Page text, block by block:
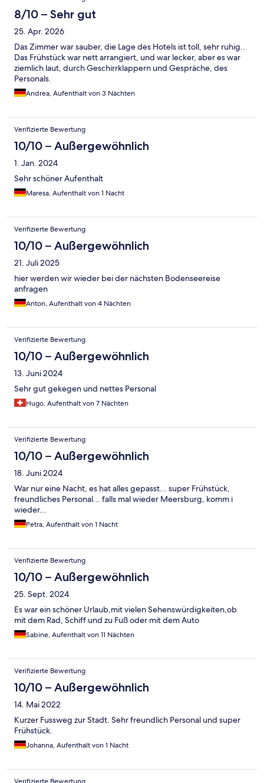
8/10 – Sehr gut
25. Apr. 2026
Das Zimmer war sauber, die Lage des Hotels ist toll, sehr ruhig..
Das Frühstück war nett arrangiert, und war lecker, aber es war
ziemlich laut, durch Geschirrklappern und Gespräche, des
Personals.
Andrea, Aufenthalt von 3 Nächten
Verifizierte Bewertung
10/10 – Außergewöhnlich
1. Jan. 2024
Sehr schöner Aufenthalt
Maresa, Aufenthalt von 1 Nacht
Verifizierte Bewertung
10/10 – Außergewöhnlich
21. Juli 2025
hier werden wir wieder bei der nächsten Bodenseereise
anfragen
Anton, Aufenthalt von 4 Nächten
Verifizierte Bewertung
10/10 – Außergewöhnlich
13. Juni 2024
Sehr gut gekegen und nettes Personal
Hugo, Aufenthalt von 7 Nächten
Verifizierte Bewertung
10/10 – Außergewöhnlich
18. Juni 2024
War nur eine Nacht, es hat alles gepasst... super Frühstück,
freundliches Personal... falls mal wieder Meersburg, komm i
wieder...
Petra, Aufenthalt von 1 Nacht
Verifizierte Bewertung
10/10 – Außergewöhnlich
25. Sept. 2024
Es war ein schöner Urlaub,mit vielen Sehenswürdigkeiten,ob
mit dem Rad, Schiff und zu Fuß oder mit dem Auto
Sabine, Aufenthalt von 11 Nächten
Verifizierte Bewertung
10/10 – Außergewöhnlich
14. Mai 2022
Kurzer Fussweg zur Stadt. Sehr freundlich Personal und super
Frühstück.
Johanna, Aufenthalt von 1 Nacht